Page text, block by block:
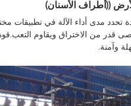
((أطراف الأسنان)
قدر من الاختراق ويقاوم التعب.قوة
وآمنة.